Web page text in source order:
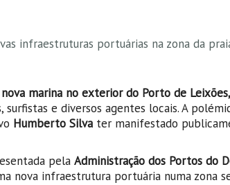
infraestruturas portuárias na zona da
nova marina no exterior do Porto de Leixões,
e diversos agentes locais. A
Humberto Silvater manifestado
pela Administração dos Portos do
nova infraestrutura portuária numa zona